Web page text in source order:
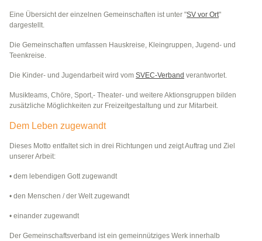
Eine Übersicht der einzelnen Gemeinschaften ist unter "SV vor Ort"
dargestellt.
Die Gemeinschaften umfassen Hauskreise, Kleingruppen, Jugend- und
Teenkreise.
Die Kinder- und Jugendarbeit wird vom SVEC-Verband verantwortet.
Musikteams, Chöre, Sport,- Theater- und weitere Aktionsgruppen bilden
zusätzliche Möglichkeiten zur Freizeitgestaltung und zur Mitarbeit.
Dem Leben zugewandt
Dieses Motto entfaltet sich in drei Richtungen und zeigt Auftrag und Ziel
unserer Arbeit:
• dem lebendigen Gott zugewandt
• den Menschen / der Welt zugewandt
• einander zugewandt
Der Gemeinschaftsverband ist ein gemeinnütziges Werk innerhalb